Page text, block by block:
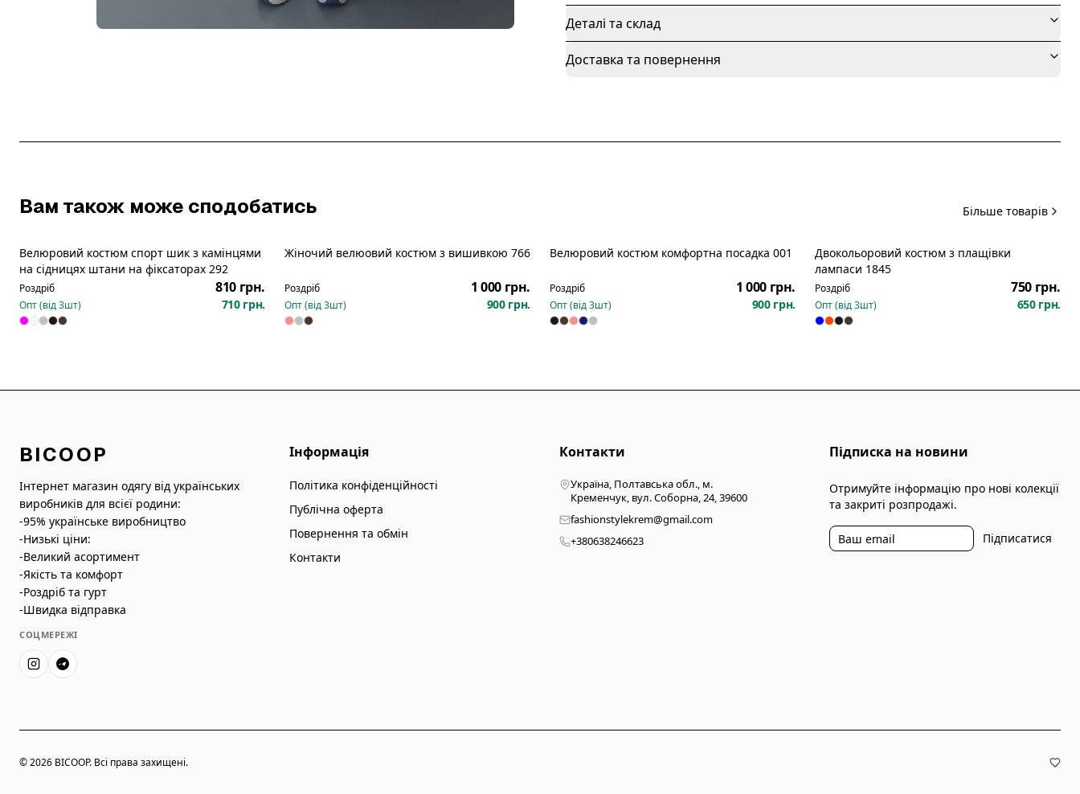
Деталі та склад
Доставка та повернення
Вам також може сподобатись Більше товарів
Велюровий костюм спорт шик з камінцями
на сідницях штани на фіксаторах 292
Роздріб 810 грн.
Опт (від3шт) 710 грн.
Жіночий велюовий костюм з вишивкою 766
Роздріб 1 000 грн.
Опт (від3шт) 900 грн.
Новинка
Велюровий костюм комфортна посадка 001
Роздріб 1 000 грн.
Опт (від3шт) 900 грн.
Двокольоровий костюм з плащівки
лампаси 1845
Роздріб 750 грн.
Опт (від3шт) 650 грн.
BICOOP
Інтернет магазин одягу від українських
виробників для всієї родини:
-95% українське виробництво
-Низькі ціни:
-Великий асортимент
-Якість та комфорт
-Роздріб та гурт
-Швидка відправка
СОЦМЕРЕЖІ
Інформація
Політика конфіденційності
Публічна оферта
Повернення та обмін
Контакти
Контакти
Україна, Полтавська обл., м.
Кременчук, вул. Соборна, 24, 39600
fashionstylekrem@gmail.com
+380638246623
Підписка на новини
Отримуйте інформацію про нові колекції
та закриті розпродажі.
Підписатися
© 2026 BICOOP. Всі права захищені.